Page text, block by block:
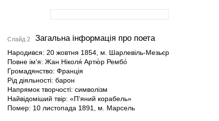
Слайд 2 Загальна інформація про поета
Народився: 20 жовтня 1854, м. Шарлевіль-Мезьєр
Повне ім’я: Жан Ніколя́ Артю́р Рембо́
Громадянство: Франція
Рід діяльності: барон
Напрямок творчості: символізм
Найвідоміший твір: «П’яний корабель»
Помер: 10 листопада 1891, м. Марсель